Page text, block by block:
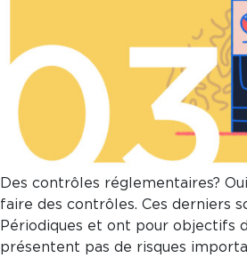
Des contrôles réglementaires?
faire des contrôles. Ces derniers
Périodiques et ont pour objectifs
présentent pas de risques